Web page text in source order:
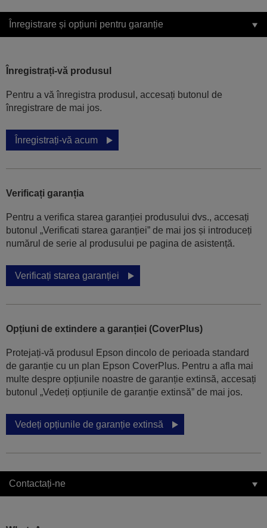
Înregistrare și opțiuni pentru garanție
Înregistrați-vă produsul
Pentru a vă înregistra produsul, accesați butonul de
înregistrare de mai jos.
Înregistrați-vă acum
Verificați garanția
Pentru a verifica starea garanției produsului dvs., accesați
butonul „Verificati starea garanției” de mai jos și introduceți
numărul de serie al produsului pe pagina de asistență.
Verificați starea garanției
Opțiuni de extindere a garanției (CoverPlus)
Protejați-vă produsul Epson dincolo de perioada standard
de garanție cu un plan Epson CoverPlus. Pentru a afla mai
multe despre opțiunile noastre de garanție extinsă, accesați
butonul „Vedeți opțiunile de garanție extinsă” de mai jos.
Vedeți opțiunile de garanție extinsă
Contactați-ne